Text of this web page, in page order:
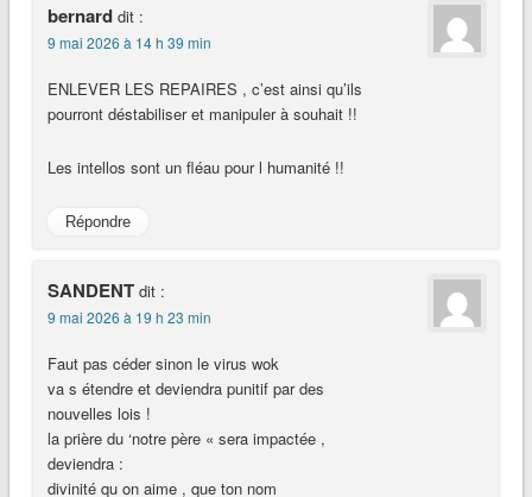
bernard dit :
9 mai 2026 à 14 h 39 min
ENLEVER LES REPAIRES , c’est ainsi qu’ils
pourront déstabiliser et manipuler à souhait !!
Les intellos sont un fléau pour l humanité !!
Répondre
SANDENT dit :
9 mai 2026 à 19 h 23 min
Faut pas céder sinon le virus wok
va s étendre et deviendra punitif par des
nouvelles lois !
la prière du ‘notre père « sera impactée ,
deviendra :
divinité qu on aime , que ton nom